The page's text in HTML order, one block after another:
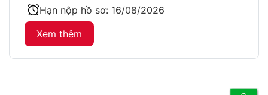
Hạn nộp hồ sơ: 16/08/2026
Xem thêm